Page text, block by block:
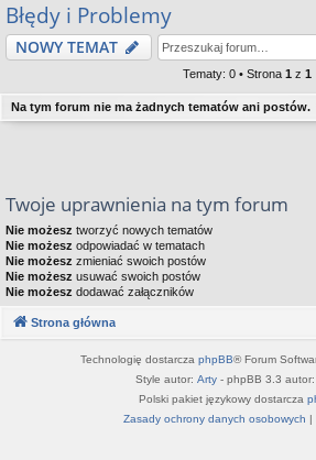
j
…
Błędy i Problemy
NOWY TEMAT
Tematy: 0 • Strona 1 z 1
Na tym forum nie ma żadnych tematów ani postów.
Twoje uprawnienia na tym forum
Nie możesz tworzyć nowych tematów
Nie możesz odpowiadać w tematach
Nie możesz zmieniać swoich postów
Nie możesz usuwać swoich postów
Nie możesz dodawać załączników
Strona główna
Technologię dostarcza phpBB® Forum
Style autor: Arty - phpBB 3.3
Polski pakiet językowy dostarcza
Zasady ochrony danych osobowych |